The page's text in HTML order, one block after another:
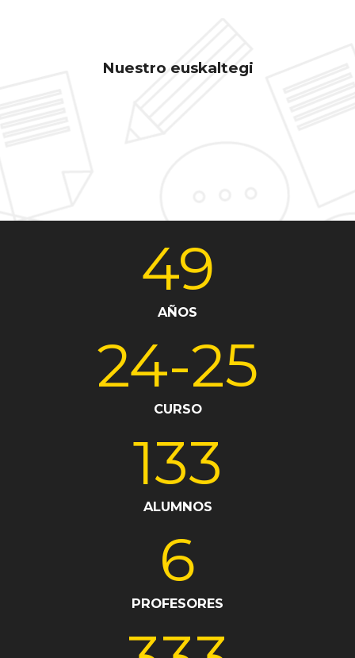
Nuestro euskaltegi
49
AÑOS
24-25
CURSO
133
ALUMNOS
6
PROFESORES